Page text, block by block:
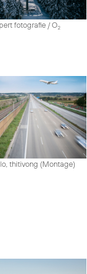
fotografie / O2
thitivong (Montage)